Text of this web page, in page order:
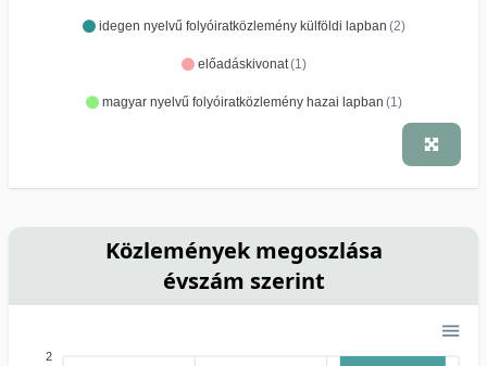
idegen nyelvű folyóiratközlemény külföldi lapban (2)
előadáskivonat(1)
magyar nyelvű folyóiratközlemény hazai lapban (1)
Közlemények megoszlása
évszám szerint
2